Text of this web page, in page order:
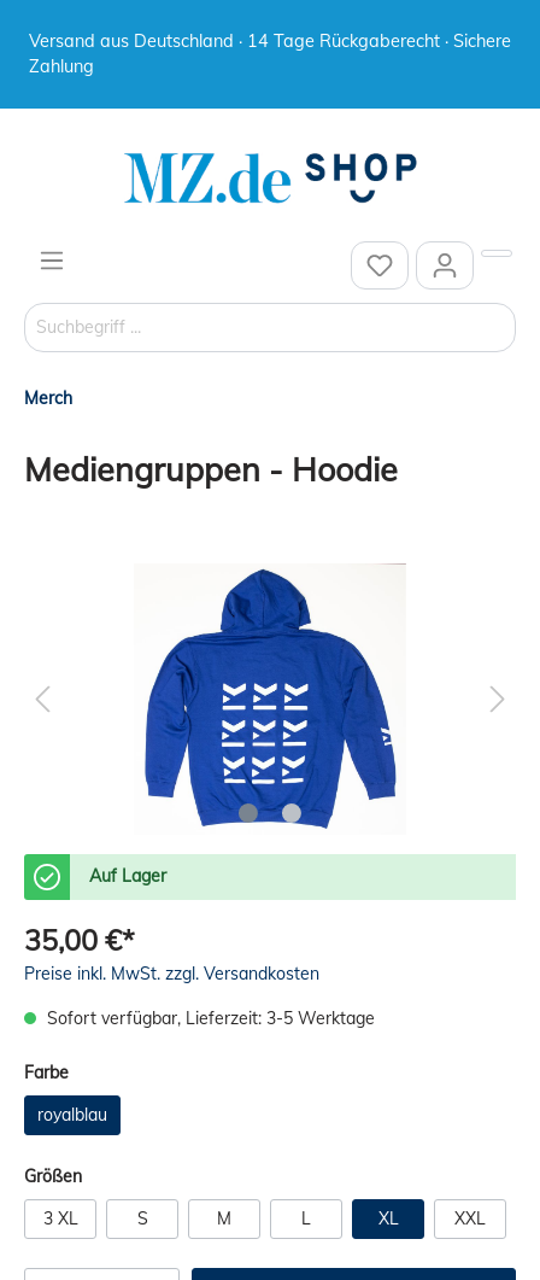
Versand aus Deutschland · 14 Tage Rückgaberecht · Sichere
Zahlung
Merch
Mediengruppen - Hoodie
Auf Lager
35,00 €*
Preise inkl. MwSt. zzgl. Versandkosten
Sofort verfügbar, Lieferzeit: 3-5 Werktage
Farbe
royalblau
Größen
3 XL
S M L XL XXL